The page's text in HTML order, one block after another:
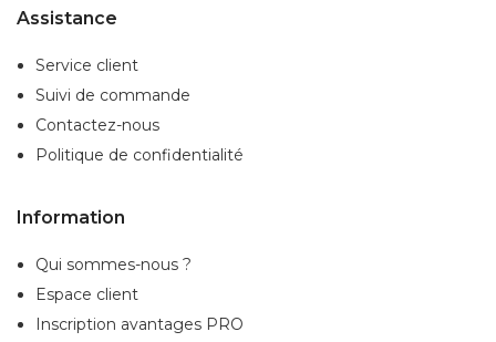
Assistance
Service client
Suivi de commande
Contactez-nous
Politique de confidentialité
Information
Qui sommes-nous ?
Espace client
Inscription avantages PRO